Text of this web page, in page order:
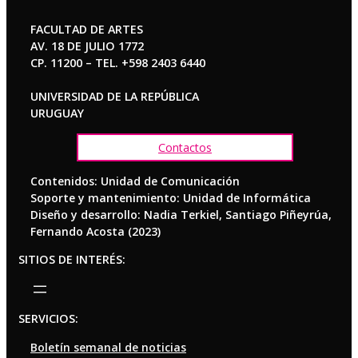
FACULTAD DE ARTES
AV. 18 DE JULIO 1772
CP. 11200 – TEL. +598 2403 6440
UNIVERSIDAD DE LA REPÚBLICA
URUGUAY
Contactos
Contenidos: Unidad de Comunicación
Soporte y mantenimiento: Unidad de Informática
Diseño y desarrollo: Nadia Terkiel, Santiago Piñeyrúa,
Fernando Acosta (2023)
SITIOS DE INTERÉS:
SERVICIOS:
Boletín semanal de noticias